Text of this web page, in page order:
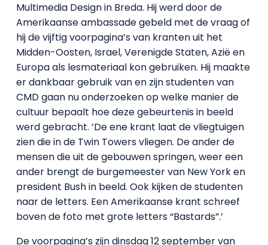
Multimedia Design in Breda. Hij werd door de
Amerikaanse ambassade gebeld met de vraag of
hij de vijftig voorpagina’s van kranten uit het
Midden-Oosten, Israel, Verenigde Staten, Azië en
Europa als lesmateriaal kon gebruiken. Hij maakte
er dankbaar gebruik van en zijn studenten van
CMD gaan nu onderzoeken op welke manier de
cultuur bepaalt hoe deze gebeurtenis in beeld
werd gebracht. ‘De ene krant laat de vliegtuigen
zien die in de Twin Towers vliegen. De ander de
mensen die uit de gebouwen springen, weer een
ander brengt de burgemeester van New York en
president Bush in beeld. Ook kijken de studenten
naar de letters. Een Amerikaanse krant schreef
boven de foto met grote letters “Bastards”.’
De voorpagina’s zijn dinsdag 12 september van